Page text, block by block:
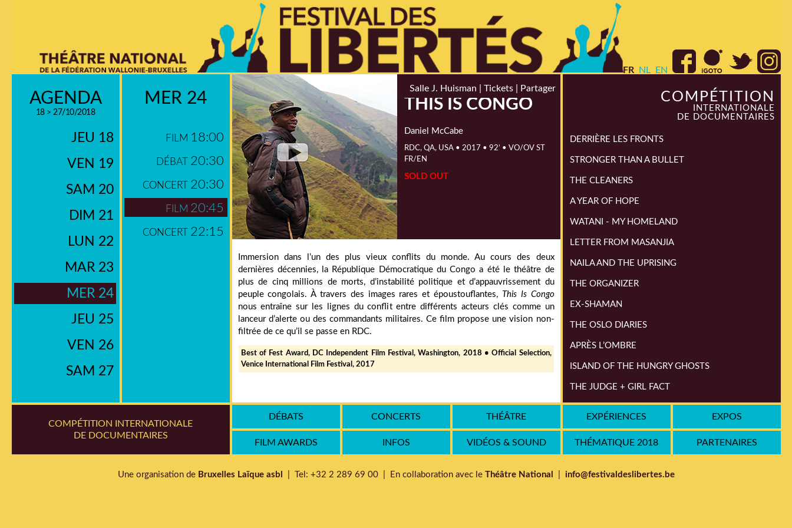
FR NL EN
AGENDA
18 > 27/10/2018
JEU 18
VEN 19
SAM 20
DIM 21
LUN 22
MAR 23
MER 24
JEU 25
VEN 26
SAM 27
MER 24
FILM 18:00
DÉBAT 20:30
CONCERT 20:30
FILM 20:45
CONCERT 22:15
Salle J. Huisman | Tickets | Partager
THIS IS CONGO
Daniel McCabe
RDC, QA, USA • 2017 • 92’ • VO/OV ST
FR/EN
SOLD OUT
Immersion dans l’un des plus vieux conflits du monde. Au cours des deux
dernières décennies, la République Démocratique du Congo a été le théâtre de
plus de cinq millions de morts, d’instabilité politique et d’appauvrissement du
peuple congolais. À travers des images rares et époustouflantes, This Is Congo
nous entraîne sur les lignes du conflit entre différents acteurs clés comme un
lanceur d’alerte ou des commandants militaires. Ce film propose une vision non-
filtrée de ce qu’il se passe en RDC.
Best of Fest Award, DC Independent Film Festival, Washington, 2018 •Official Selection,
Venice International Film Festival, 2017
COMPÉTITION
INTERNATIONALE
DE DOCUMENTAIRES
DERRIÈRE LES FRONTS
STRONGER THAN A BULLET
THE CLEANERS
A YEAR OF HOPE
WATANI - MY HOMELAND
LETTER FROM MASANJIA
NAILA AND THE UPRISING
THE ORGANIZER
EX-SHAMAN
THE OSLO DIARIES
APRÈS L’OMBRE
ISLAND OF THE HUNGRY GHOSTS
THE JUDGE + GIRL FACT
THE VENERABLE W.
STRANGER IN PARADISE
THIS IS CONGO
RECRUITING FOR JIHAD
COMPÉTITION INTERNATIONALE
DE DOCUMENTAIRES
DÉBATS CONCERTS THÉÂTRE EXPOS
VIDÉOS & SOUND
INFOS THÉMATIQUE 2018
FILM AWARDS PARTENAIRES
EXPÉRIENCES
Une organisation de Bruxelles Laïque asbl | Tel: +32 2 289 69 00 | En collaboration avec le Théâtre National info@festivaldeslibertes.be